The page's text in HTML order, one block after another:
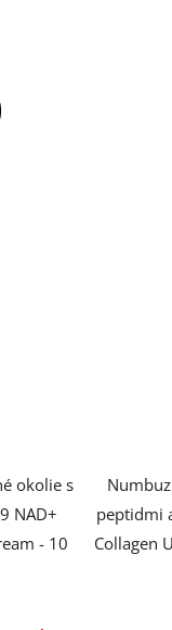
okolie s
NAD+
- 10
peptidmi
Collagen